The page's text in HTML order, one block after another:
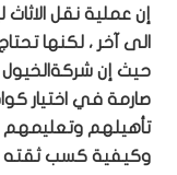
إن عملية نقل
الى آخر ، لكنها
حيث إن
صارمة في اختيار
تأهيلهم وتعليمهم
وكيفية كسب ثقته